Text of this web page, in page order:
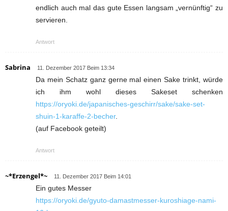
endlich auch mal das gute Essen langsam „vernünftig“ zu
servieren.
Antwort
Sabrina 11. Dezember 2017 Beim 13:34
Da mein Schatz ganz gerne mal einen Sake trinkt, würde
ich ihm wohl dieses Sakeset schenken
https://oryoki.de/japanisches-geschirr/sake/sake-set-
shuin-1-karaffe-2-becher.
(auf Facebook geteilt)
Antwort
~*Erzengel*~ 11. Dezember 2017 Beim 14:01
Ein gutes Messer
https://oryoki.de/gyuto-damastmesser-kuroshiage-nami-